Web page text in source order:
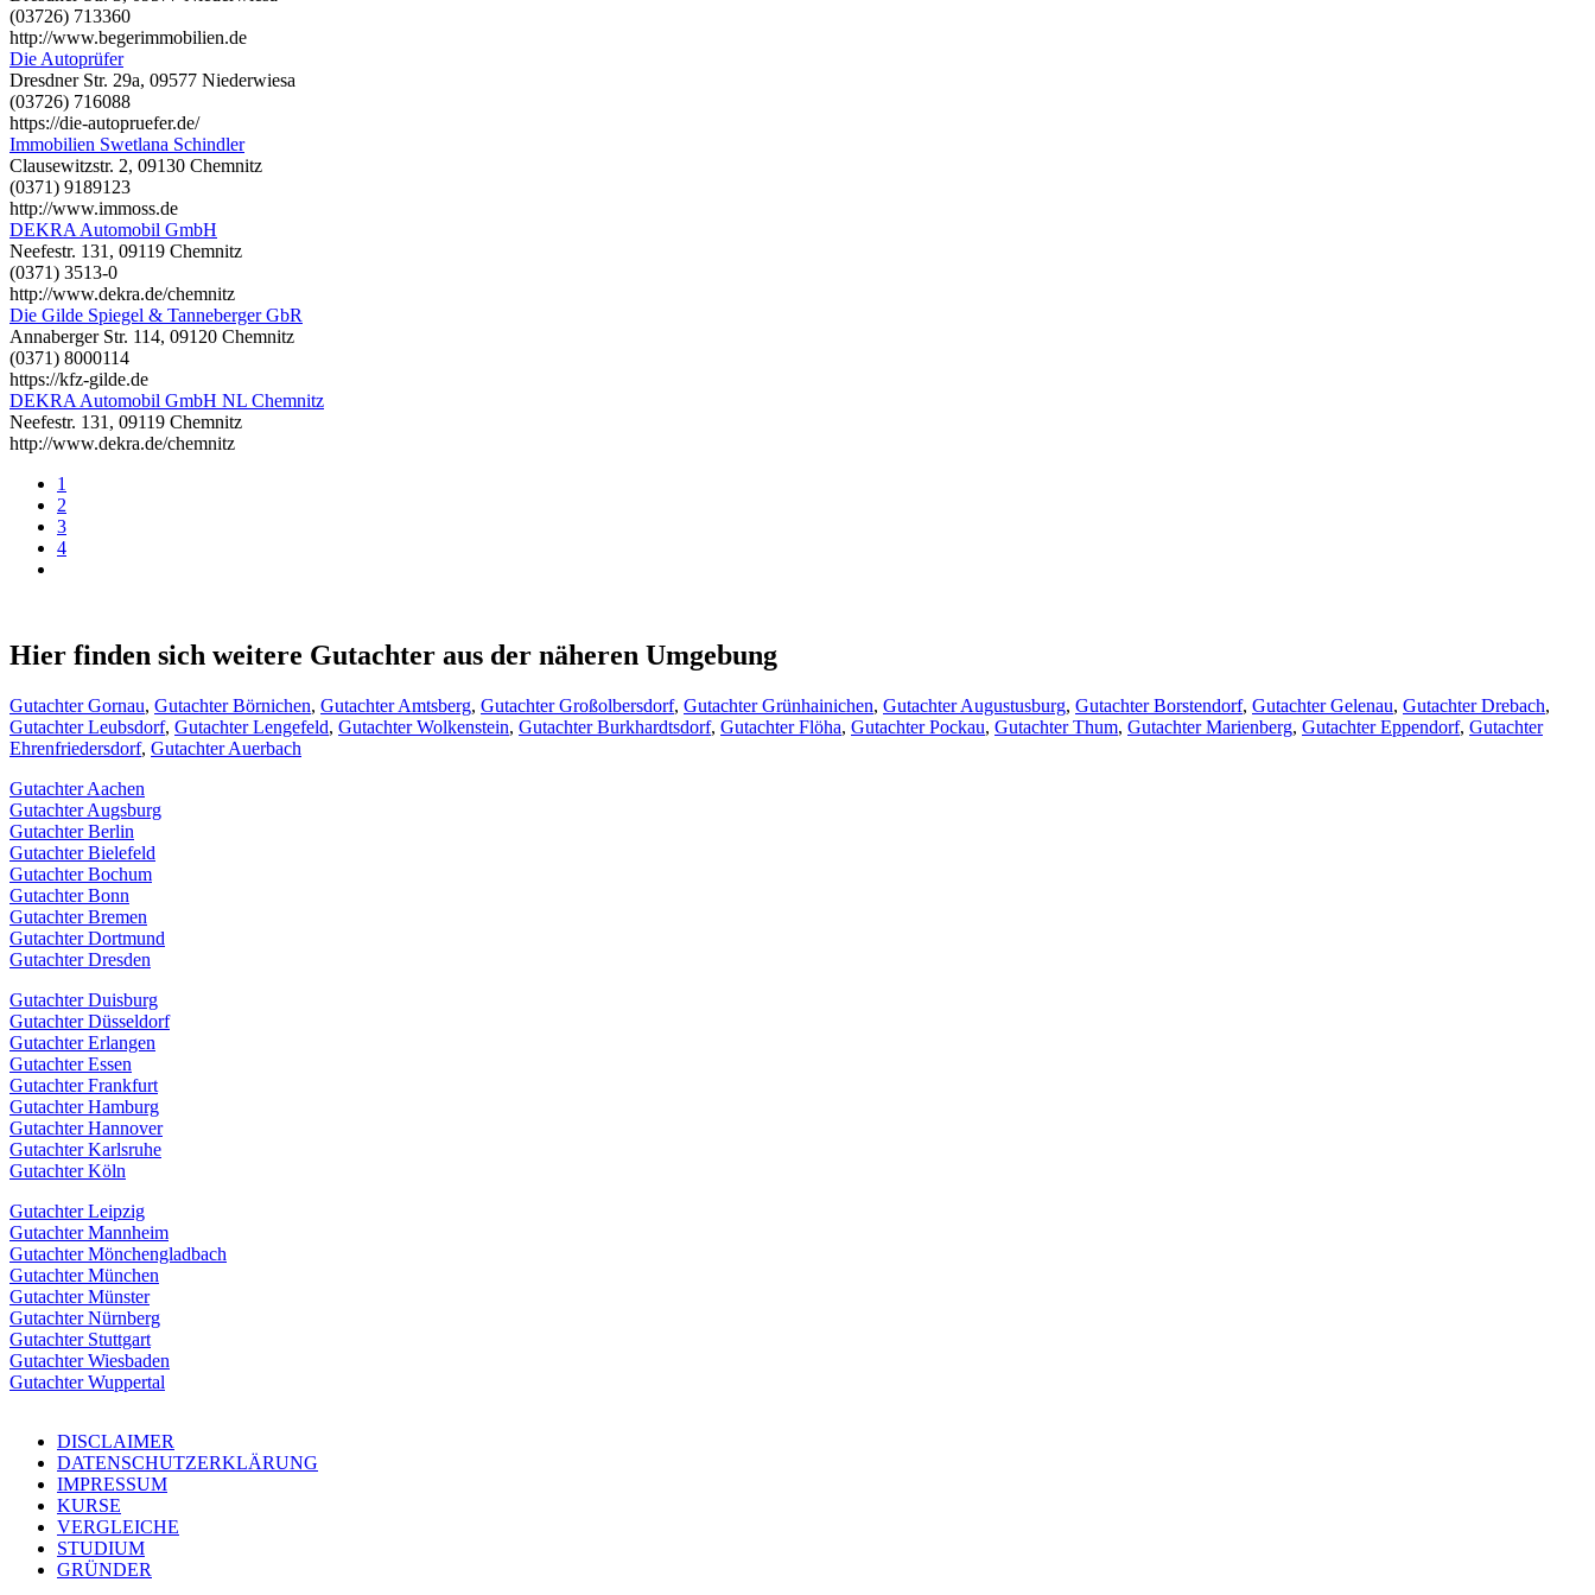
(03726) 713360
http://www.begerimmobilien.de
Die Autoprüfer
Dresdner Str. 29a, 09577 Niederwiesa
(03726) 716088
https://die-autopruefer.de/
Immobilien Swetlana Schindler
Clausewitzstr. 2, 09130 Chemnitz
(0371) 9189123
http://www.immoss.de
DEKRA Automobil GmbH
Neefestr. 131, 09119 Chemnitz
(0371) 3513-0
http://www.dekra.de/chemnitz
Die Gilde Spiegel & Tanneberger GbR
Annaberger Str. 114, 09120 Chemnitz
(0371) 8000114
https://kfz-gilde.de
DEKRA Automobil GmbH NL Chemnitz
Neefestr. 131, 09119 Chemnitz
http://www.dekra.de/chemnitz
1
2
3
4
Hier finden sich weitere Gutachter aus der näheren Umgebung
Gutachter Gornau, Gutachter Börnichen, Gutachter Amtsberg, Gutachter Großolbersdorf, Gutachter Grünhainichen, Gutachter Augustusburg, Gutachter Borstendorf, Gutachter Gelenau, Gutachter Drebach,
Gutachter Leubsdorf, Gutachter Lengefeld, Gutachter Wolkenstein, Gutachter Burkhardtsdorf, Gutachter Flöha, Gutachter Pockau, Gutachter Thum, Gutachter Marienberg, Gutachter Eppendorf, Gutachter
Ehrenfriedersdorf, Gutachter Auerbach
Gutachter Aachen
Gutachter Augsburg
Gutachter Berlin
Gutachter Bielefeld
Gutachter Bochum
Gutachter Bonn
Gutachter Bremen
Gutachter Dortmund
Gutachter Dresden
Gutachter Duisburg
Gutachter Düsseldorf
Gutachter Erlangen
Gutachter Essen
Gutachter Frankfurt
Gutachter Hamburg
Gutachter Hannover
Gutachter Karlsruhe
Gutachter Köln
Gutachter Leipzig
Gutachter Mannheim
Gutachter Mönchengladbach
Gutachter München
Gutachter Münster
Gutachter Nürnberg
Gutachter Stuttgart
Gutachter Wiesbaden
Gutachter Wuppertal
DISCLAIMER
DATENSCHUTZERKLÄRUNG
IMPRESSUM
KURSE
VERGLEICHE
STUDIUM
GRÜNDER